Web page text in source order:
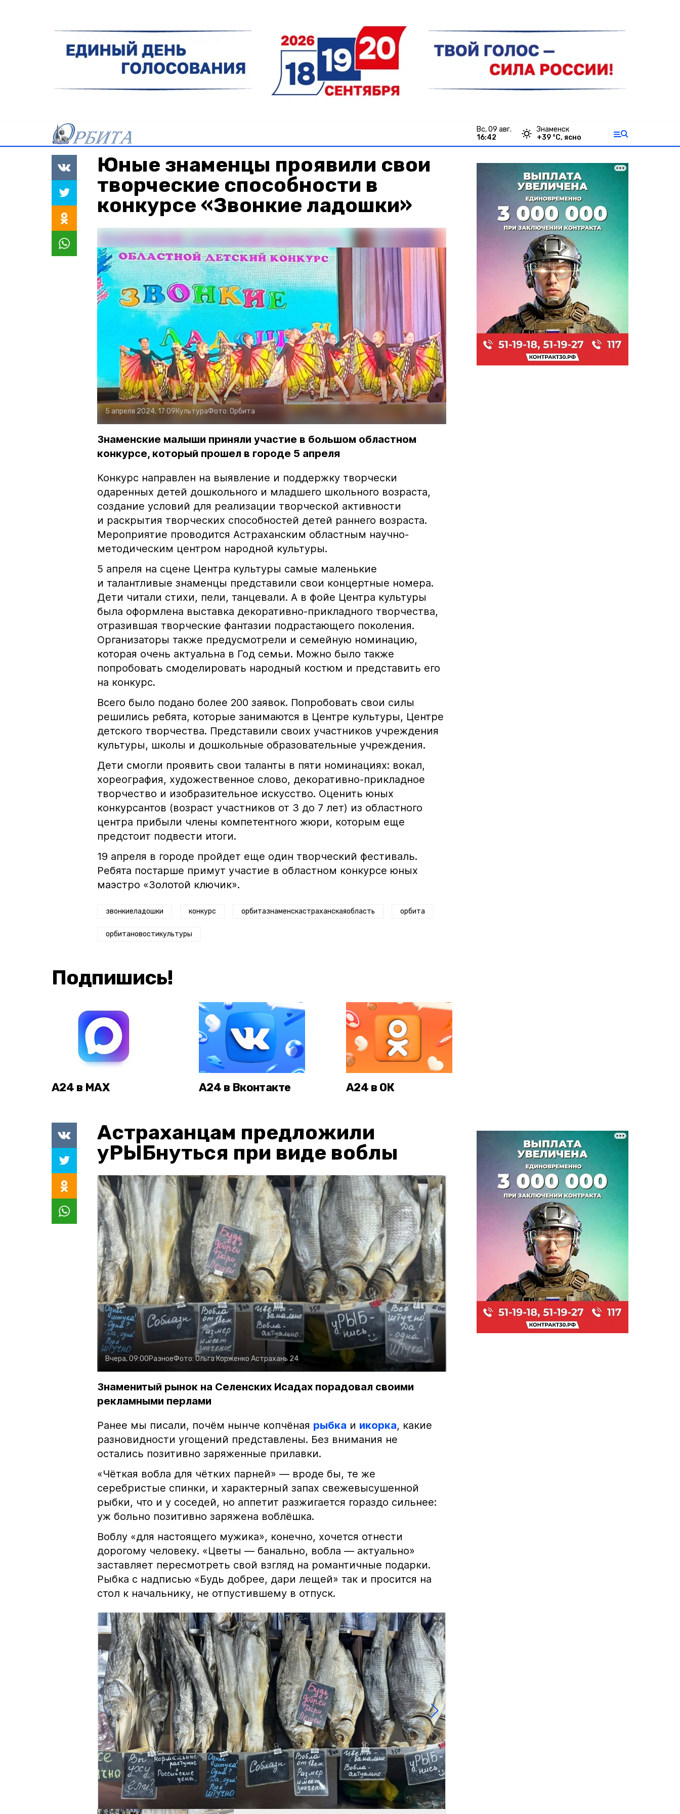
вс, 09 авг.
16:42
Знаменск
+39 °С, ясно
Юные знаменцы проявили свои
творческие способности в
конкурсе «Звонкие ладошки»
5 апреля 2024, 17:09КультураФото: Орбита
Знаменские малыши приняли участие в большом областном
конкурсе, который прошел в городе 5 апреля
Конкурс направлен на выявление и поддержку творчески
одаренных детей дошкольного и младшего школьного возраста,
создание условий для реализации творческой активности
и раскрытия творческих способностей детей раннего возраста.
Мероприятие проводится Астраханским областным научно-
методическим центром народной культуры.
5 апреля на сцене Центра культуры самые маленькие
и талантливые знаменцы представили свои концертные номера.
Дети читали стихи, пели, танцевали. А в фойе Центра культуры
была оформлена выставка декоративно-прикладного творчества,
отразившая творческие фантазии подрастающего поколения.
Организаторы также предусмотрели и семейную номинацию,
которая очень актуальна в Год семьи. Можно было также
попробовать смоделировать народный костюм и представить его
на конкурс.
Всего было подано более 200 заявок. Попробовать свои силы
решились ребята, которые занимаются в Центре культуры, Центре
детского творчества. Представили своих участников учреждения
культуры, школы и дошкольные образовательные учреждения.
Дети смогли проявить свои таланты в пяти номинациях: вокал,
хореография, художественное слово, декоративно-прикладное
творчество и изобразительное искусство. Оценить юных
конкурсантов (возраст участников от 3 до 7 лет) из областного
центра прибыли члены компетентного жюри, которым еще
предстоит подвести итоги.
19 апреля в городе пройдет еще один творческий фестиваль.
Ребята постарше примут участие в областном конкурсе юных
маэстро «Золотой ключик».
звонкиеладошки конкурс орбитазнаменскастраханскаяобласть орбита
орбитановостикультуры
Подпишись!
А24 в MAX А24 в Вконтакте А24 в ОК
Астраханцам предложили
уРЫБнуться при виде воблы
Вчера, 09:00РазноеФото:Ольга Корженко Астрахань 24
Знаменитый рынок на Селенских Исадах порадовал своими
рекламными перлами
Ранее мы писали, почём нынче копчёная рыбка и икорка, какие
разновидности угощений представлены. Без внимания не
остались позитивно заряженные прилавки.
«Чёткая вобла для чётких парней» — вроде бы, те же
серебристые спинки, и характерный запах свежевысушенной
рыбки, что и у соседей, но аппетит разжигается гораздо сильнее:
уж больно позитивно заряжена воблёшка.
Воблу «для настоящего мужика», конечно, хочется отнести
дорогому человеку. «Цветы — банально, вобла — актуально»
заставляет пересмотреть свой взгляд на романтичные подарки.
Рыбка с надписью «Будь добрее, дари лещей» так и просится на
стол к начальнику, не отпустившему в отпуск.